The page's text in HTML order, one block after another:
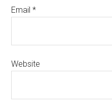
Email*
Website